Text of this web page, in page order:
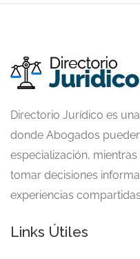
Directorio Jurídico es
donde Abogados
especialización,
tomar decisiones
experiencias
Links Útiles